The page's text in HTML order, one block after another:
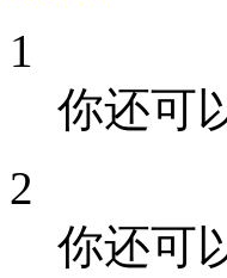
1
你还可
2
你还可